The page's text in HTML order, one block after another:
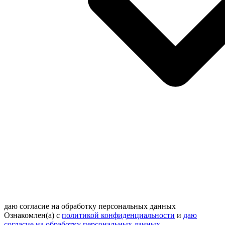
даю согласие на обработку персональных данных
Ознакомлен(а) с политикой конфиденциальности и даю